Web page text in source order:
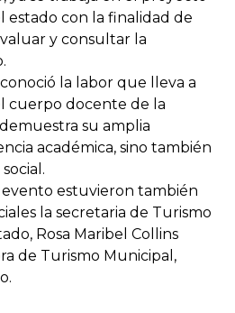
estado con la finalidad de
y consultar la
la labor que lleva a
cuerpo docente de la
su amplia
académica, sino también
estuvieron también
la secretaria de Turismo
Rosa Maribel Collins
de Turismo Municipal,